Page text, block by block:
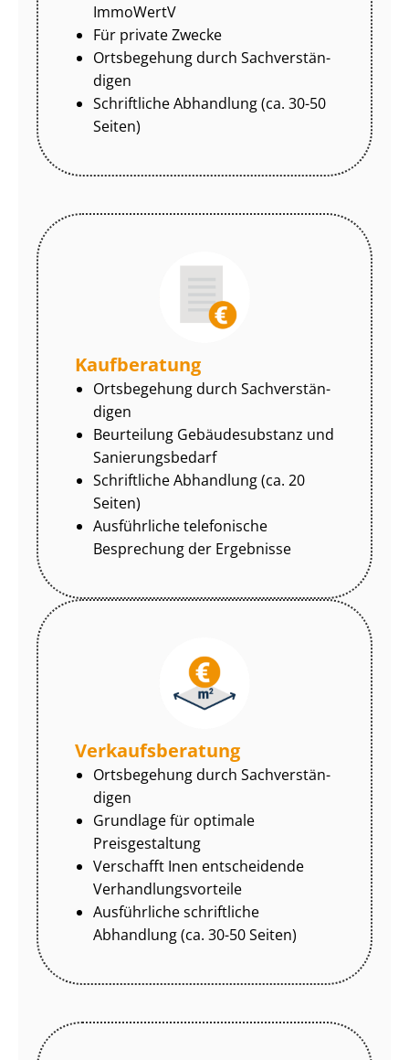
ImmoWertV
Für private Zwecke
Ortsbegehung durch Sach­ver­stän­
di­gen
Schriftliche Abhandlung (ca. 30-50
Seiten)
Kaufberatung
Ortsbegehung durch Sach­ver­stän­
di­gen
Beurteilung Gebäudesubstanz und
Sa­nie­rungs­be­darf
Schriftliche Abhandlung (ca. 20
Seiten)
Ausführliche telefonische
Besprechung der Ergebnisse
Ver­kaufs­be­ra­tung
Ortsbegehung durch Sach­ver­stän­
di­gen
Grundlage für optimale
Preisgestaltung
Verschafft Inen entscheidende
Ver­hand­lungs­vor­tei­le
Ausführliche schriftliche
Abhandlung (ca. 30-50 Seiten)